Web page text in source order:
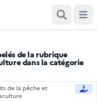
de la rubrique
dans la catégorie
de la pêche et